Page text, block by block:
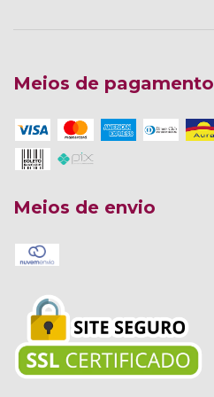
Meios de pagamento
Meios de envio